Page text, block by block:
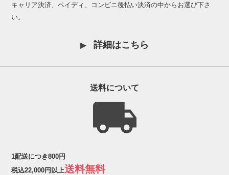
キャリア決済、ペイディ、コンビニ後払い決済の中からお選び下さ
い。
詳細はこちら
送料について
1配送につき800円
税込22,000円以上送料無料